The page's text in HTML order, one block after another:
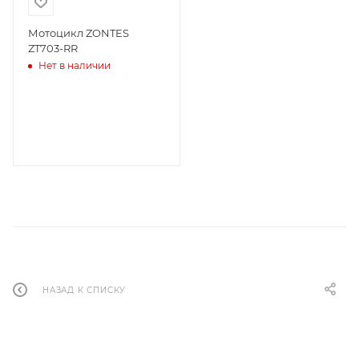
Мотоцикл ZONTES
ZT703-RR
Нет в наличии
НАЗАД К СПИСКУ